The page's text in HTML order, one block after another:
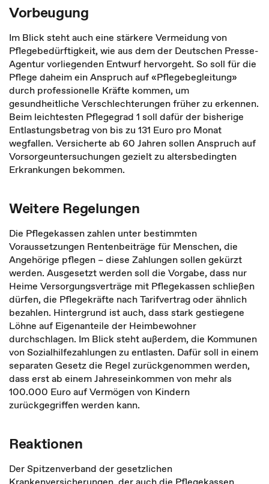
Vorbeugung
Im Blick steht auch eine stärkere Vermeidung von
Pflegebedürftigkeit, wie aus dem der Deutschen Presse-
Agentur vorliegenden Entwurf hervorgeht. So soll für die
Pflege daheim ein Anspruch auf «Pflegebegleitung»
durch professionelle Kräfte kommen, um
gesundheitliche Verschlechterungen früher zu erkennen.
Beim leichtesten Pflegegrad 1 soll dafür der bisherige
Entlastungsbetrag von bis zu 131 Euro pro Monat
wegfallen. Versicherte ab 60 Jahren sollen Anspruch auf
Vorsorgeuntersuchungen gezielt zu altersbedingten
Erkrankungen bekommen.
Weitere Regelungen
Die Pflegekassen zahlen unter bestimmten
Voraussetzungen Rentenbeiträge für Menschen, die
Angehörige pflegen – diese Zahlungen sollen gekürzt
werden. Ausgesetzt werden soll die Vorgabe, dass nur
Heime Versorgungsverträge mit Pflegekassen schließen
dürfen, die Pflegekräfte nach Tarifvertrag oder ähnlich
bezahlen. Hintergrund ist auch, dass stark gestiegene
Löhne auf Eigenanteile der Heimbewohner
durchschlagen. Im Blick steht außerdem, die Kommunen
von Sozialhilfezahlungen zu entlasten. Dafür soll in einem
separaten Gesetz die Regel zurückgenommen werden,
dass erst ab einem Jahreseinkommen von mehr als
100.000 Euro auf Vermögen von Kindern
zurückgegriffen werden kann.
Reaktionen
Der Spitzenverband der gesetzlichen